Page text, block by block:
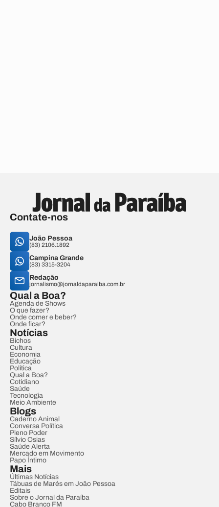
Contate-nos
João Pessoa
(83) 2106.1892
Campina Grande
(83) 3315-3204
Redação
jornalismo@jornaldaparaiba.com.br
Qual a Boa?
Agenda de Shows
O que fazer?
Onde comer e beber?
Onde ficar?
Notícias
Bichos
Cultura
Economia
Educação
Política
Qual a Boa?
Cotidiano
Saúde
Tecnologia
Meio Ambiente
Blogs
Caderno Animal
Conversa Política
Pleno Poder
Sílvio Osias
Saúde Alerta
Mercado em Movimento
Papo Íntimo
Mais
Últimas Notícias
Tábuas de Marés em João Pessoa
Editais
Sobre o Jornal da Paraíba
Cabo Branco FM